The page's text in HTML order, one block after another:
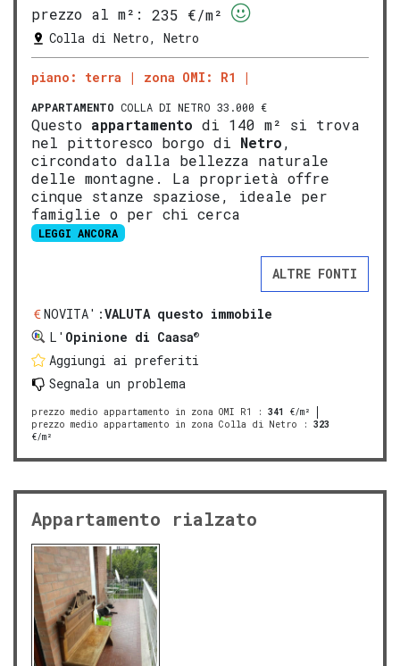
prezzo al m²:
235 €/m²
Colla di Netro, Netro
piano: terra zona OMI: R1
APPARTAMENTO COLLA DI NETRO 33.000 €
Questo appartamento di 140 m² si trova
nel pittoresco borgo di Netro,
circondato dalla bellezza naturale
delle montagne. La proprietà offre
cinque stanze spaziose, ideale per
famiglie o per chi cerca
LEGGI ANCORA
ALTRE FONTI
NOVITA':VALUTA questo immobile
L' Opinione di Caasa®
Aggiungi ai preferiti
Segnala un problema
prezzo medio appartamento in zona OMI R1 : 341
€/m²
prezzo medio appartamento in zona Colla di Netro : 323
€/m²
Appartamento rialzato